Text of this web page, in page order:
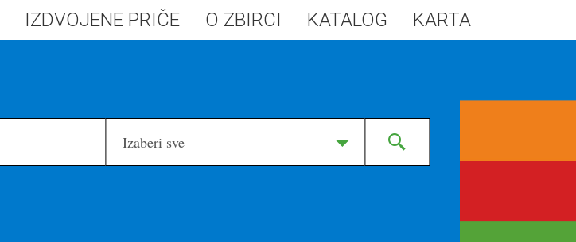
IZDVOJENE PRIČE O ZBIRCI KATALOG KARTA
Izaberi sve